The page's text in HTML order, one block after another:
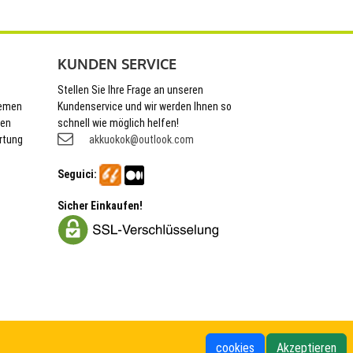
KUNDEN SERVICE
Stellen Sie Ihre Frage an unseren
Kundenservice und wir werden Ihnen so
schnell wie möglich helfen!
akkuokok@outlook.com
Seguici:
Sicher Einkaufen!
cookies Akzeptieren